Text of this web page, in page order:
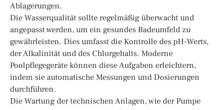
Ablagerungen.
Die Wasserqualität sollte regelmäßig überwacht und
angepasst werden, um ein gesundes Badeumfeld zu
gewährleisten. Dies umfasst die Kontrolle des pH-Werts,
der Alkalinität und des Chlorgehalts. Moderne
Poolpflegegeräte können diese Aufgaben erleichtern,
indem sie automatische Messungen und Dosierungen
durchführen.
Die Wartung der technischen Anlagen, wie der Pumpe